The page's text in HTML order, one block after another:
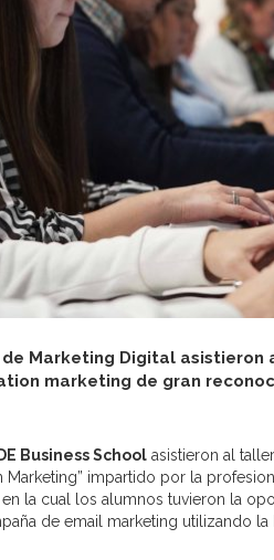
Marketing Digital asistieron
marketing de gran
Business School asistieron al
impartido por la
en la cual los alumnos tuvieron la
de email marketing utilizando la